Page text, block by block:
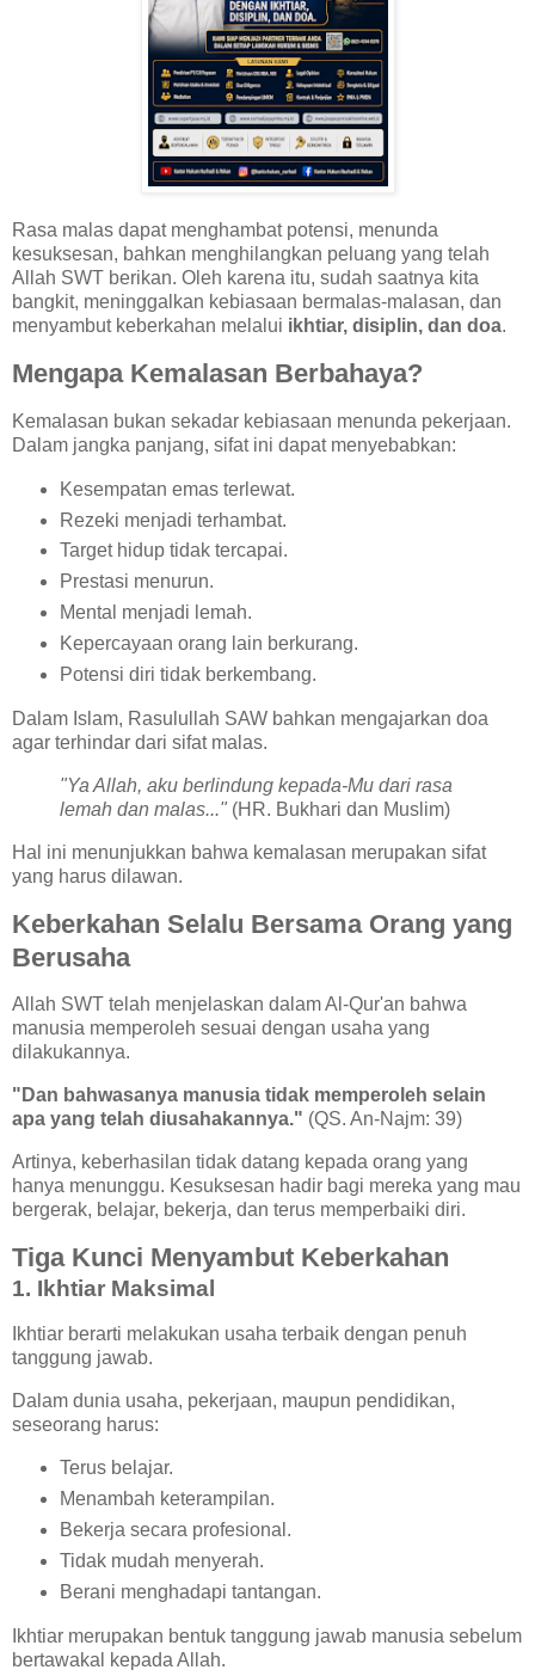
Rasa malas dapat menghambat potensi, menunda
kesuksesan, bahkan menghilangkan peluang yang telah
Allah SWT berikan. Oleh karena itu, sudah saatnya kita
bangkit, meninggalkan kebiasaan bermalas-malasan, dan
menyambut keberkahan melalui ikhtiar, disiplin, dan doa.
Mengapa Kemalasan Berbahaya?
Kemalasan bukan sekadar kebiasaan menunda pekerjaan.
Dalam jangka panjang, sifat ini dapat menyebabkan:
Kesempatan emas terlewat.
Rezeki menjadi terhambat.
Target hidup tidak tercapai.
Prestasi menurun.
Mental menjadi lemah.
Kepercayaan orang lain berkurang.
Potensi diri tidak berkembang.
Dalam Islam, Rasulullah SAW bahkan mengajarkan doa
agar terhindar dari sifat malas.
"Ya Allah, aku berlindung kepada-Mu dari rasa
lemah dan malas..." (HR. Bukhari dan Muslim)
Hal ini menunjukkan bahwa kemalasan merupakan sifat
yang harus dilawan.
Keberkahan Selalu Bersama Orang yang
Berusaha
Allah SWT telah menjelaskan dalam Al-Qur'an bahwa
manusia memperoleh sesuai dengan usaha yang
dilakukannya.
"Dan bahwasanya manusia tidak memperoleh selain
apa yang telah diusahakannya." (QS. An-Najm: 39)
Artinya, keberhasilan tidak datang kepada orang yang
hanya menunggu. Kesuksesan hadir bagi mereka yang mau
bergerak, belajar, bekerja, dan terus memperbaiki diri.
Tiga Kunci Menyambut Keberkahan
1. Ikhtiar Maksimal
Ikhtiar berarti melakukan usaha terbaik dengan penuh
tanggung jawab.
Dalam dunia usaha, pekerjaan, maupun pendidikan,
seseorang harus:
Terus belajar.
Menambah keterampilan.
Bekerja secara profesional.
Tidak mudah menyerah.
Berani menghadapi tantangan.
Ikhtiar merupakan bentuk tanggung jawab manusia sebelum
bertawakal kepada Allah.